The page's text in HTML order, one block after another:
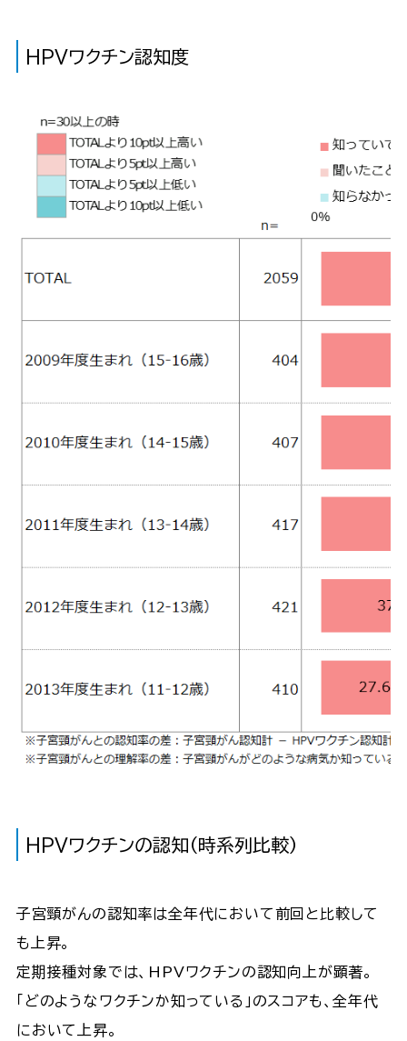
HPVワクチン認知度
HPVワクチンの認知（時系列比較）
子宮頸がんの認知率は全年代において前回と比較して
も上昇。
定期接種対象では、HPVワクチンの認知向上が顕著。
「どのようなワクチンか知っている」のスコアも、全年代
において上昇。